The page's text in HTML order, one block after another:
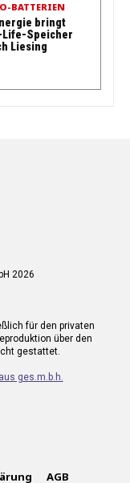
BATTERIEN
bringt
Life-Speicher
Liesing
2026
für den privaten
über den
gestattet.
ges.m.b.h.
AGB